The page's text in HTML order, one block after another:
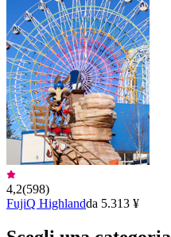
4,2(598)
FujiQ Highlandda 5.313 ¥